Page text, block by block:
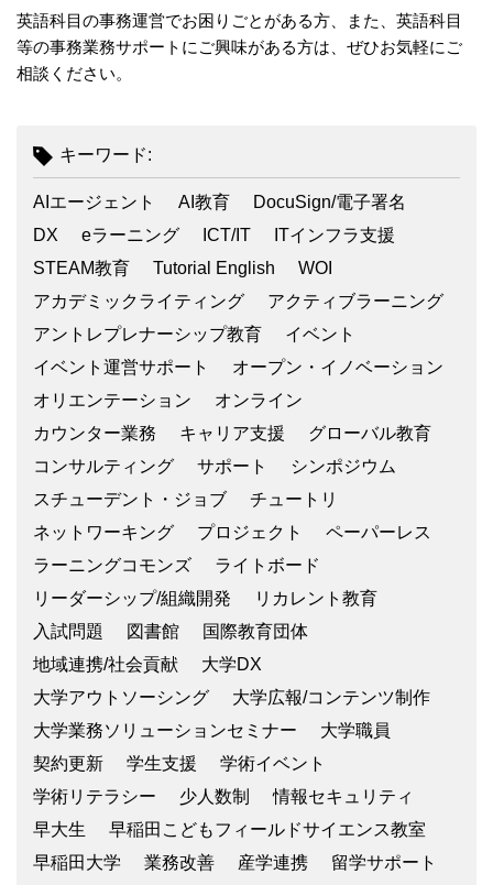
英語科目の事務運営でお困りごとがある方、また、英語科目
等の事務業務サポートにご興味がある方は、ぜひお気軽にご
相談ください。
キーワード:
AIエージェント AI教育
DocuSign/電子署名
DX
eラーニング ICT/IT
ITインフラ支援
STEAM教育
Tutorial English
WOI
アカデミックライティング
アクティブラーニング
アントレプレナーシップ教育
イベント
イベント運営サポート
オープン・イノベーション
オリエンテーション
オンライン
カウンター業務
キャリア支援
グローバル教育
コンサルティング
サポート
シンポジウム
スチューデント・ジョブ
チュートリ
ネットワーキング
プロジェクト
ペーパーレス
ラーニングコモンズ
ライトボード
リーダーシップ/組織開発
リカレント教育
入試問題
図書館
国際教育団体
地域連携/社会貢献
大学DX
大学アウトソーシング
大学広報/コンテンツ制作
大学業務ソリューションセミナー
大学職員
契約更新
学生支援
学術イベント
学術リテラシー
少人数制
情報セキュリティ
早大生
早稲田こどもフィールドサイエンス教室
早稲田大学
業務改善 産学連携 留学サポート